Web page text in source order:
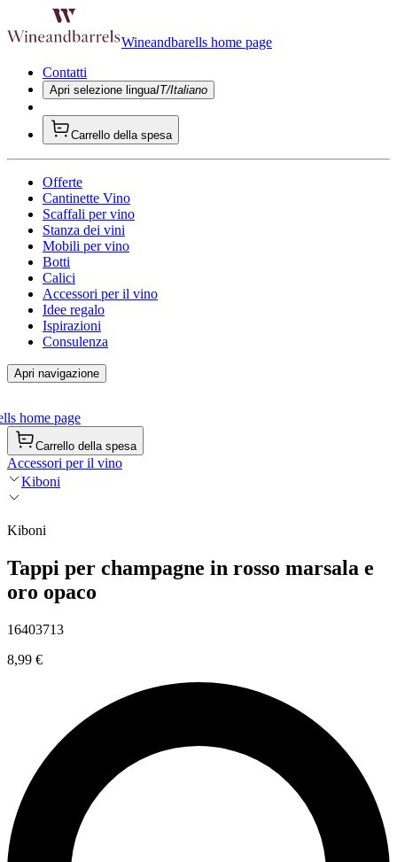
Wineandbarells home page
Contatti
Apri selezione linguaIT/Italiano
Carrello della spesa
Offerte
Cantinette Vino
Scaffali per vino
Stanza dei vini
Mobili per vino
Botti
Calici
Accessori per il vino
Idee regalo
Ispirazioni
Consulenza
Apri navigazione
home page
Carrello della spesa
Accessori per il vino
Kiboni
Kiboni
Tappi per champagne in rosso marsala e
oro opaco
16403713
8,99 €